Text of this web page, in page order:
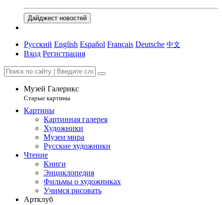
Дайджест новостей
Русский English Español Français Deutsche 中文
Вход Регистрация
Музей Галерикс
Старые картины
Картины
Картинная галерея
Художники
Музеи мира
Русские художники
Чтение
Книги
Энциклопедия
Фильмы о художниках
Учимся рисовать
Артклуб